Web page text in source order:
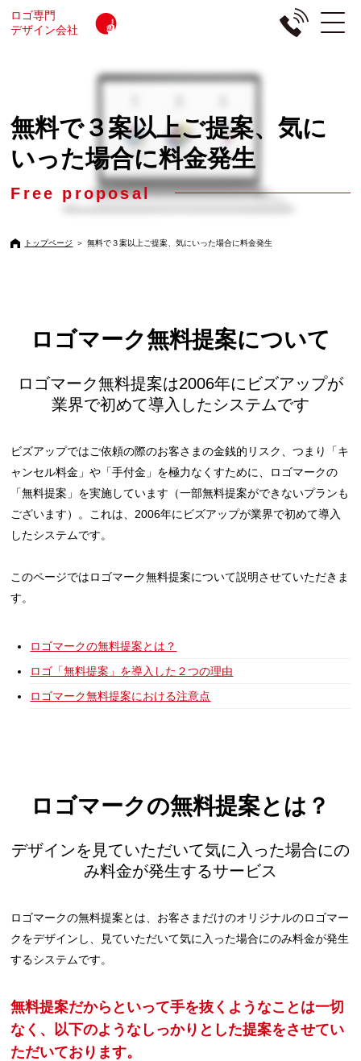
ロゴ専門
デザイン会社
無料で３案以上ご提案、気に
いった場合に料金発生
Free proposal
トップページ ＞ 無料で３案以上ご提案、気にいった場合に料金発生
ロゴマーク無料提案について
ロゴマーク無料提案は2006年にビズアップが
業界で初めて導入したシステムです
ビズアップではご依頼の際のお客さまの金銭的リスク、つまり「キ
ャンセル料金」や「手付金」を極力なくすために、ロゴマークの
「無料提案」を実施しています（一部無料提案ができないプランも
ございます）。これは、2006年にビズアップが業界で初めて導入
したシステムです。
このページではロゴマーク無料提案について説明させていただきま
す。
ロゴマークの無料提案とは？
ロゴ「無料提案」を導入した２つの理由
ロゴマーク無料提案における注意点
ロゴマークの無料提案とは？
デザインを見ていただいて気に入った場合にの
み料金が発生するサービス
ロゴマークの無料提案とは、お客さまだけのオリジナルのロゴマー
クをデザインし、見ていただいて気に入った場合にのみ料金が発生
するシステムです。
無料提案だからといって手を抜くようなことは一切
なく、以下のようなしっかりとした提案をさせてい
ただいております。